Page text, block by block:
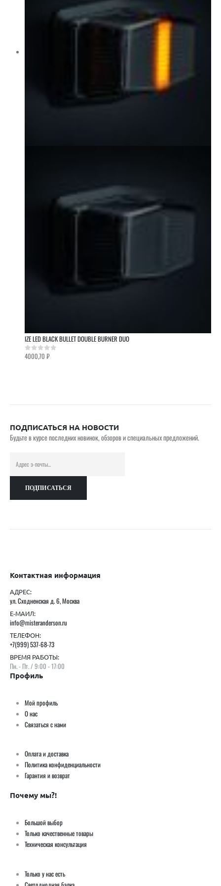
IZE LED BLACK BULLET DOUBLE BURNER DUO
0out of 5
4000,70 ₽
ПОДПИСАТЬСЯ НА НОВОСТИ
Будьте в курсе последних новинок, обзоров и специальных предложений.
Контактная информация
АДРЕС:
ул. Сходненская д. 6, Москва
Е-МАИЛ:
info@misteranderson.ru
ТЕЛЕФОН:
+7(999) 537-68-73
ВРЕМЯ РАБОТЫ:
Пн. - Пт. / 9:00 - 17:00
Профиль
Мой профиль
О нас
Связаться с нами
Оплата и доставка
Политика конфиденциальности
Гарантия и возврат
Почему мы?!
Большой выбор
Только качественные товары
Техническая консультация
Только у нас есть